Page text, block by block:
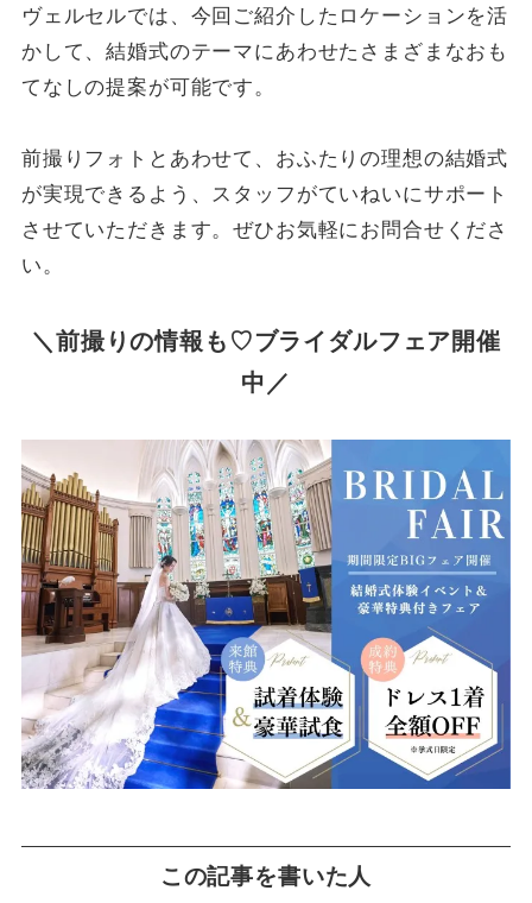
ヴェルセルでは、今回ご紹介したロケーションを活
かして、結婚式のテーマにあわせたさまざまなおも
てなしの提案が可能です。
前撮りフォトとあわせて、おふたりの理想の結婚式
が実現できるよう、スタッフがていねいにサポート
させていただきます。ぜひお気軽にお問合せくださ
い。
＼前撮りの情報も♡ブライダルフェア開催
中／
この記事を書いた人